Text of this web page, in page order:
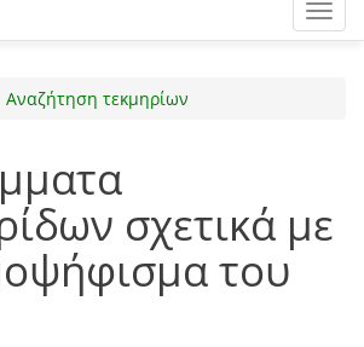
Αναζήτηση τεκμηρίων
σχετικά με
του